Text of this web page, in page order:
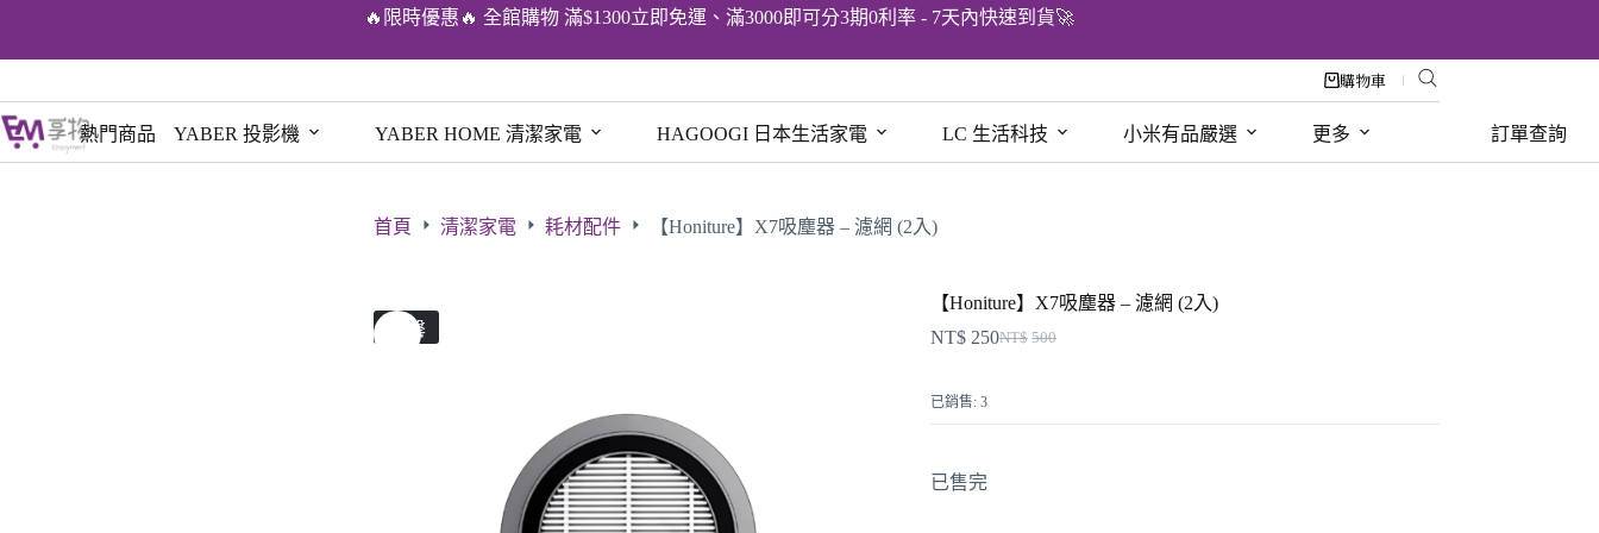
🔥限時優惠🔥 全館購物 滿$1300立即免運、滿3000即可分3期0利率 - 7天內快速到貨🚀
購物車
熱門商品 YABER 投影機 YABER HOME 清潔家電 HAGOOGI 日本生活家電 LC 生活科技 小米有品嚴選 更多 訂單查詢
首頁 清潔家電 耗材配件 【Honiture】X7吸塵器 – 濾網 (2入)
售罄
【Honiture】X7吸塵器 – 濾網 (2入)
NT$ 500
NT$ 250
已銷售: 3
已售完